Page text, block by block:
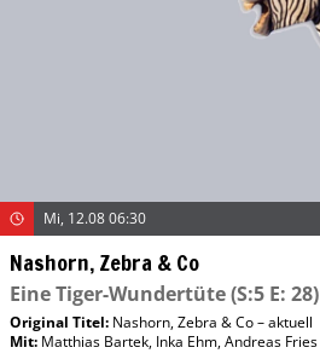
Mi, 12.08 06:30
Nashorn, Zebra & Co
Eine Tiger-Wundertüte(S:5 E: 28)
Original Titel: Nashorn, Zebra & Co – aktuell
Mit: Matthias Bartek, Inka Ehm,Andreas Fries